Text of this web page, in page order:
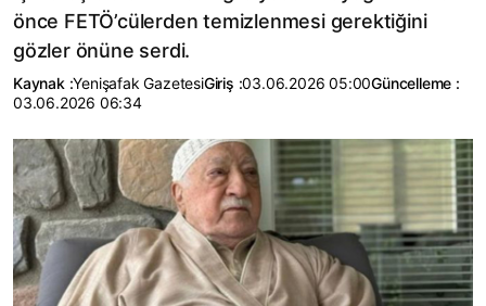
önce FETÖ’cülerden temizlenmesi gerektiğini
gözler önüne serdi.
Kaynak :Yenişafak GazetesiGiriş :03.06.2026 05:00Güncelleme :
03.06.2026 06:34